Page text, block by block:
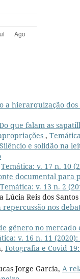
hierarquização dos
que falam as
,
Silêncio e solidão na
Temática: v. 17 n. 10
documental para
Temática: v. 13 n. 2
Reis dos Santos
nos
gênero no
v. 16 n. 11
Fotografia e Covid
Jorge Garcia, A